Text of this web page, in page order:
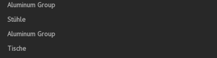
Aluminum Group
Stühle
Aluminum Group
Tische